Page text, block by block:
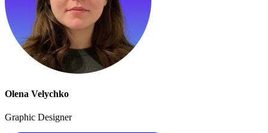
Olena Velychko
Graphic Designer